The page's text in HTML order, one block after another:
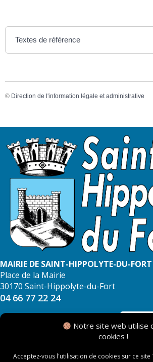
Notre site web utilise
cookies !
Acceptez-vous l'utilisation de cookies sur ce site
Textes de référence
© Direction de l'information légale et administrative
MAIRIE DE SAINT-HIPPOLYTE-DU-FORT
Place de la Mairie
30170 Saint-Hippolyte-du-Fort
04 66 77 22 24